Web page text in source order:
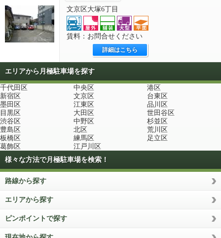
文京区大塚6丁目
賃料：お問合せください
詳細はこちら
エリアから月極駐車場を探す
千代田区 中央区
港区
新宿区
文京区
台東区
墨田区
江東区
品川区
目黒区
大田区
世田谷区
渋谷区
中野区
杉並区
豊島区
北区
荒川区
板橋区
練馬区
足立区
葛飾区
江戸川区
様々な方法で月極駐車場を検索！
路線から探す
エリアから探す
ピンポイントで探す